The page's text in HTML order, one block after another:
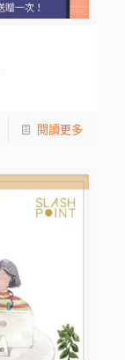
閱讀更多